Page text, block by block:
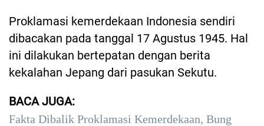
Proklamasi kemerdekaan Indonesia sendiri
dibacakan pada tanggal 17 Agustus 1945. Hal
ini dilakukan bertepatan dengan berita
kekalahan Jepang dari pasukan Sekutu.
BACA JUGA:
Fakta Dibalik Proklamasi Kemerdekaan, Bung